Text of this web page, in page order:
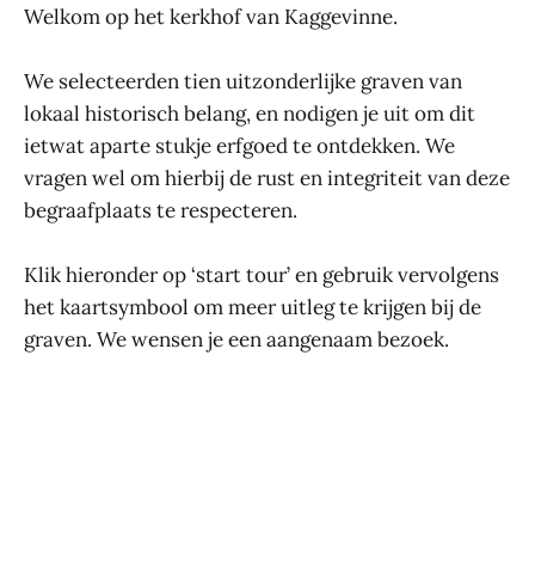
Welkom op het kerkhof van Kaggevinne.
We selecteerden tien uitzonderlijke graven van
lokaal historisch belang, en nodigen je uit om dit
ietwat aparte stukje erfgoed te ontdekken. We
vragen wel om hierbij de rust en integriteit van deze
begraafplaats te respecteren.
Klik hieronder op ‘start tour’ en gebruik vervolgens
het kaartsymbool om meer uitleg te krijgen bij de
graven. We wensen je een aangenaam bezoek.